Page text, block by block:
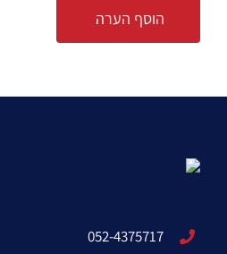
052-4375717